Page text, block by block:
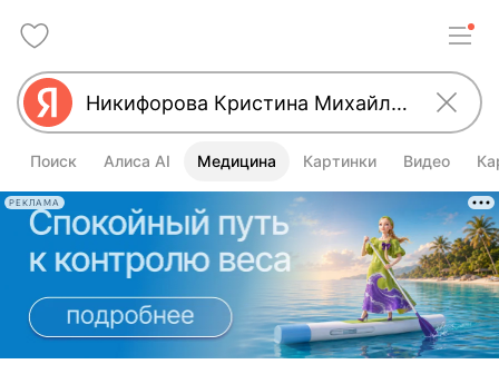
Поиск Алиса AI Медицина Картинки Видео
РЕКЛАМА